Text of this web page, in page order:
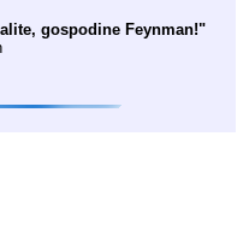
gospodine Feynman!"